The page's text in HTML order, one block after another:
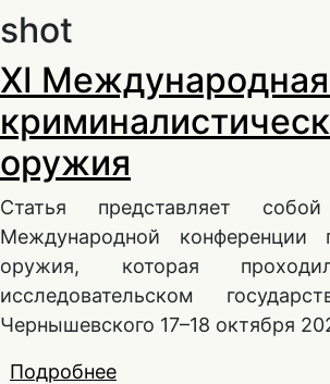
shot
XI
оружия
Статья представляет
Международной конференции
оружия, которая
исследовательском
Чернышевского 17–18 октября
Подробнее